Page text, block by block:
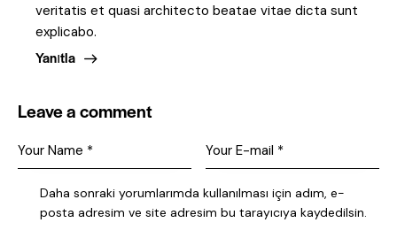
veritatis et quasi architecto beatae vitae dicta sunt
explicabo.
Yanıtla
Leave a comment
Daha sonraki yorumlarımda kullanılması için adım, e-
posta adresim ve site adresim bu tarayıcıya kaydedilsin.